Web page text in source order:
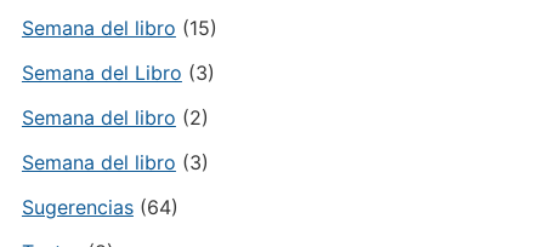
Semana del libro (15)
Semana del Libro (3)
Semana del libro (2)
Semana del libro (3)
Sugerencias(64)